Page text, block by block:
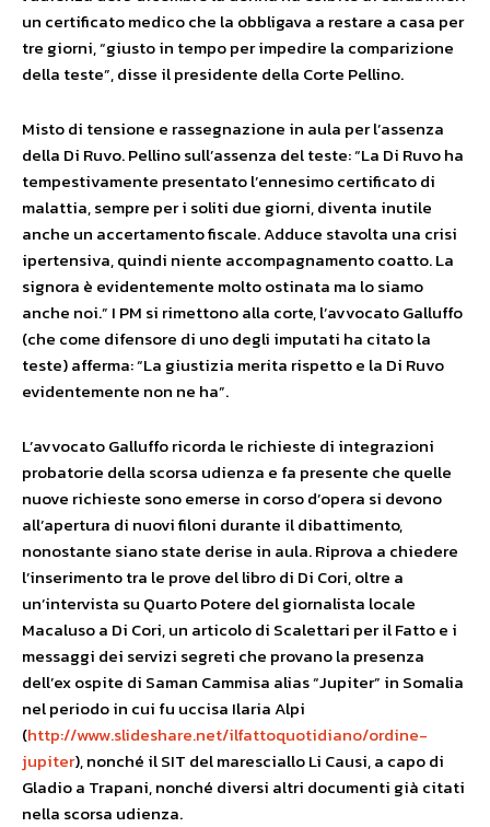
un certificato medico che la obbligava a restare a casa per
tre giorni, “giusto in tempo per impedire la comparizione
della teste”, disse il presidente della Corte Pellino.
Misto di tensione e rassegnazione in aula per l’assenza
della Di Ruvo. Pellino sull’assenza del teste: “La Di Ruvo ha
tempestivamente presentato l’ennesimo certificato di
malattia, sempre per i soliti due giorni, diventa inutile
anche un accertamento fiscale. Adduce stavolta una crisi
ipertensiva, quindi niente accompagnamento coatto. La
signora è evidentemente molto ostinata ma lo siamo
anche noi.” I PM si rimettono alla corte, l’avvocato Galluffo
(che come difensore di uno degli imputati ha citato la
teste) afferma: “La giustizia merita rispetto e la Di Ruvo
evidentemente non ne ha”.
L’avvocato Galluffo ricorda le richieste di integrazioni
probatorie della scorsa udienza e fa presente che quelle
nuove richieste sono emerse in corso d’opera si devono
all’apertura di nuovi filoni durante il dibattimento,
nonostante siano state derise in aula. Riprova a chiedere
l’inserimento tra le prove del libro di Di Cori, oltre a
un’intervista su Quarto Potere del giornalista locale
Macaluso a Di Cori, un articolo di Scalettari per il Fatto e i
messaggi dei servizi segreti che provano la presenza
dell’ex ospite di Saman Cammisa alias “Jupiter” in Somalia
nel periodo in cui fu uccisa Ilaria Alpi
(http://www.slideshare.net/ilfattoquotidiano/ordine-
jupiter), nonché il SIT del maresciallo Li Causi, a capo di
Gladio a Trapani, nonché diversi altri documenti già citati
nella scorsa udienza.